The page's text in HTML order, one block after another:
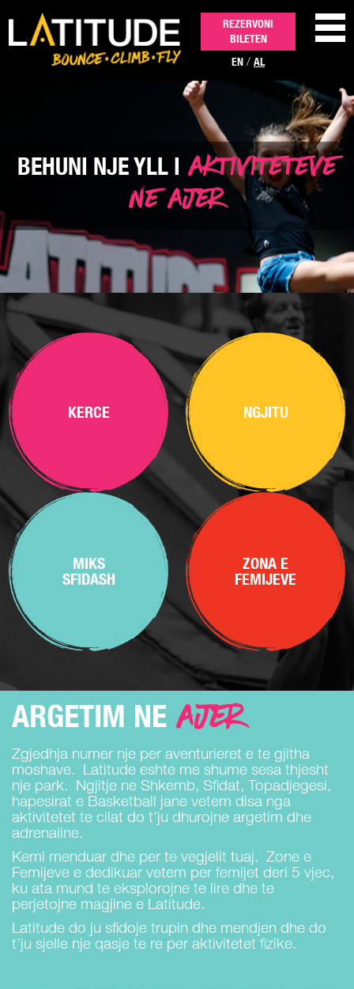
AKTIVITETET
FESTA DHE EVENTET
NA KONTAKTONI
REZERVONI
BILETEN
EN / AL
BEHUNI NJE YLL I AKTIVITETEVE
NE AJER
KERCE NGJITU
MIKS
SFIDASH
ZONA E
FEMIJEVE
ARGETIM NE AJER
Zgjedhja numer nje per aventurieret e te gjitha
moshave. Latitude eshte me shume sesa thjesht
nje park. Ngjitje ne Shkemb, Sfidat, Topadjegesi,
hapesirat e Basketball jane vetem disa nga
aktivitetet te cilat do t’ju dhurojne argetim dhe
adrenaline.
Kemi menduar dhe per te vegjelit tuaj. Zone e
Femijeve e dedikuar vetem per femijet deri 5 vjec,
ku ata mund te eksplorojne te lire dhe te
perjetojne magjine e Latitude.
Latitude do ju sfidoje trupin dhe mendjen dhe do
t’ju sjelle nje qasje te re per aktivitetet fizike.